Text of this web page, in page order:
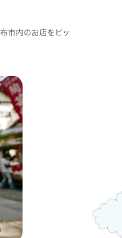
市内のお店をピッ